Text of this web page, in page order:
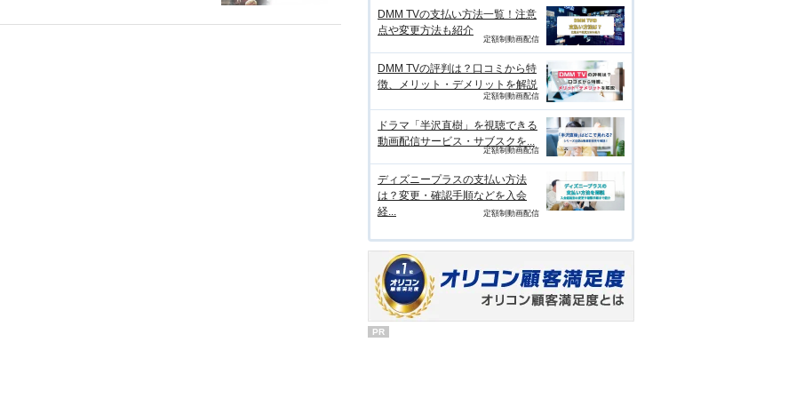
DMM TVの支払い方法一覧！注意
点や変更方法も紹介
定額制動画配信
DMM TVの評判は？口コミから特
徴、メリット・デメリットを解説
定額制動画配信
ドラマ「半沢直樹」を視聴できる
動画配信サービス・サブスクを...
定額制動画配信
ディズニープラスの支払い方法
は？変更・確認手順などを入会
経...
定額制動画配信
PR